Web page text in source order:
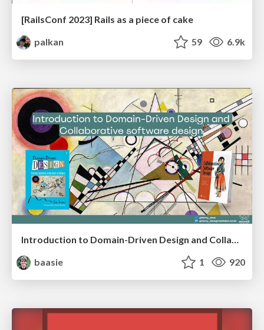
[RailsConf 2023] Rails as a piece of cake
palkan
59 6.9k
baasie
1 920